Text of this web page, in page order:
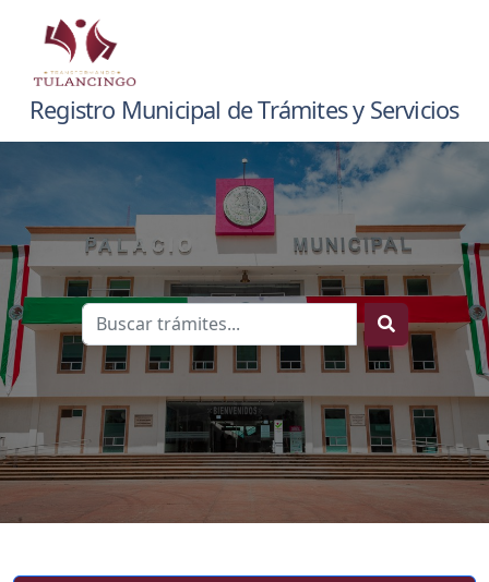
Registro Municipal de Trámites y Servicios